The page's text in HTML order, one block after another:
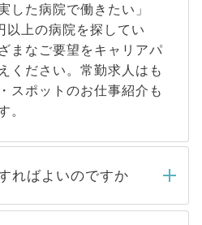
した病院で働きたい」
以上の病院を探してい
まなご要望をキャリアパ
ください。常勤求人はも
スポットのお仕事紹介も
。
ればよいのですか
したら、弊社担当者がご